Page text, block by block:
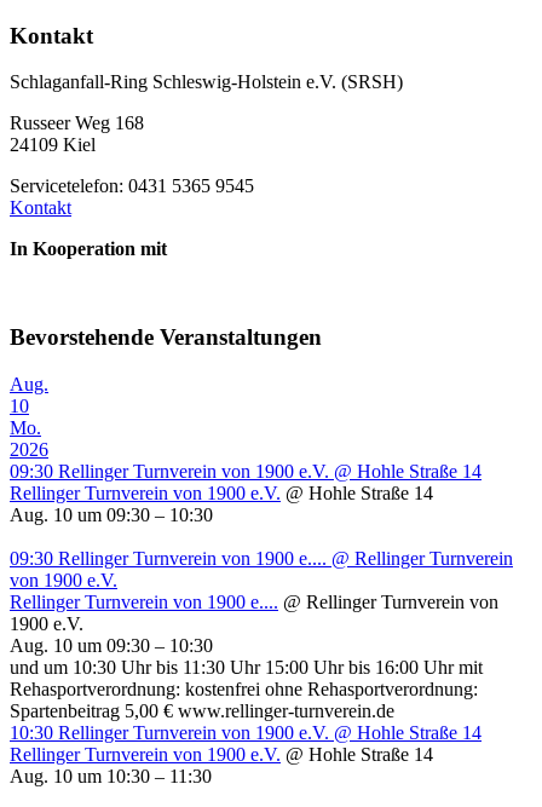
Kontakt
Schlaganfall-Ring Schleswig-Holstein e.V. (SRSH)
Russeer Weg 168
24109 Kiel
Servicetelefon: 0431 5365 9545
Kontakt
In Kooperation mit
Bevorstehende Veranstaltungen
Aug.
10
Mo.
2026
09:30 Rellinger Turnverein von 1900 e.V. @ Hohle Straße 14
Rellinger Turnverein von 1900 e.V. @ Hohle Straße 14
Aug. 10 um 09:30 – 10:30
09:30 Rellinger Turnverein von 1900 e.... @ Rellinger Turnverein
von 1900 e.V.
Rellinger Turnverein von 1900 e.... @ Rellinger Turnverein von
1900 e.V.
Aug. 10 um 09:30 – 10:30
und um 10:30 Uhr bis 11:30 Uhr 15:00 Uhr bis 16:00 Uhr mit
Rehasportverordnung: kostenfrei ohne Rehasportverordnung:
Spartenbeitrag 5,00 € www.rellinger-turnverein.de
10:30 Rellinger Turnverein von 1900 e.V. @ Hohle Straße 14
Rellinger Turnverein von 1900 e.V. @ Hohle Straße 14
Aug. 10 um 10:30 – 11:30